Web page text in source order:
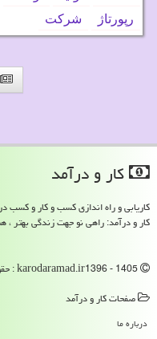
رپورتاژ
شركت
كار و درآمد
کاریابی و راه اندازی کسب و کار و کسب
کار و درآمد: راهی نو جهت زندگی بهتر ،
صفحات كار و درآمد
درباره ما